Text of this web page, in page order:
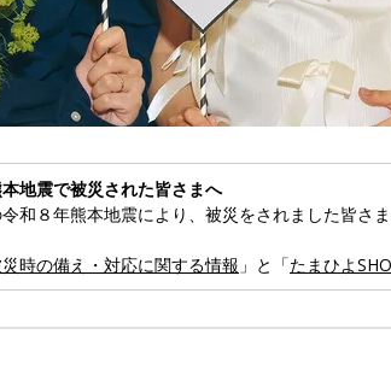
地震で被災された皆さまへ
和８年熊本地震により、被災をされました皆さ
時の備え・対応に関する情報 」と「たまひよ